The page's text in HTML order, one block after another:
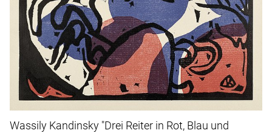
Wassily Kandinsky "Drei Reiter in Rot, Blau und